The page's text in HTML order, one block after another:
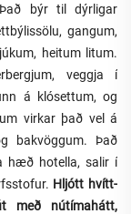
Það býr til dýrligar
gangum,
heitum litum.
veggja í
á klósettum, og
virkar það vel á
bakvöggum. Það
hæð hotella, salir í
Hljótt hvítt-
með nútímahátt,